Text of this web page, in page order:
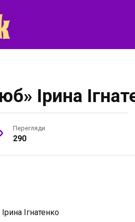
Ірина
Перегляди
290
Ірина Ігнатенко